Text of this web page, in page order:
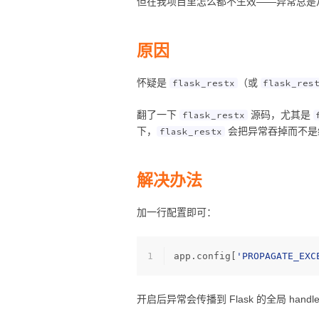
原因
怀疑是 flask_restx （或
翻了一下 flask_restx 源码，尤其是
下， flask_restx 会把异常吞掉而不
解决办法
加一行配置即可：
1 app.config[
开启后异常会传播到 Flask 的全局